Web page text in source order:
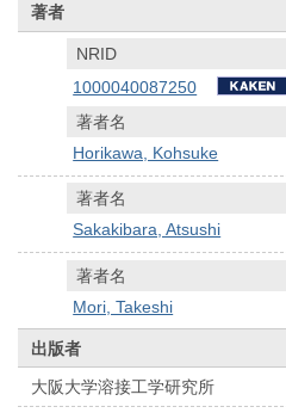
著者
NRID
1000040087250
著者名
Horikawa, Kohsuke
著者名
Sakakibara, Atsushi
著者名
Mori, Takeshi
出版者
大阪大学溶接工学研究所